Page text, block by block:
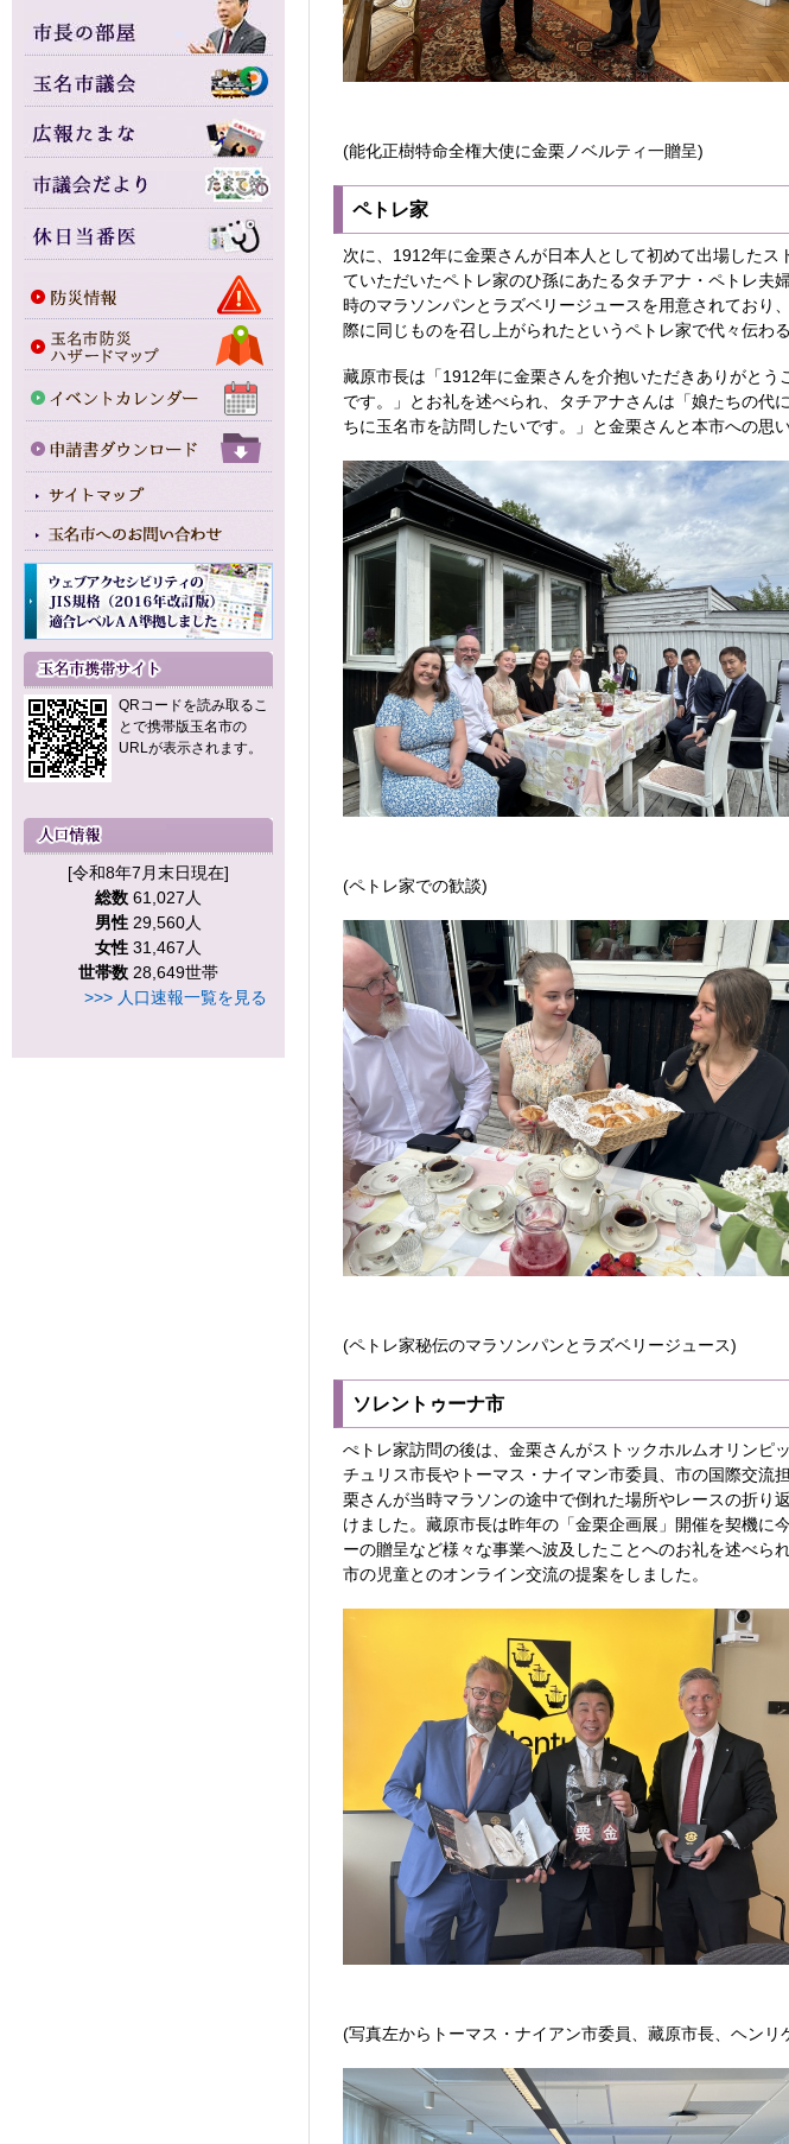
QRコードを読み取るこ
とで携帯版玉名市の
URLが表示されます。
[令和8年7月末日現在]
総数 61,027人
男性 29,560人
女性 31,467人
世帯数 28,649世帯
>>> 人口速報一覧を見る
(能化正樹特命全権大使に金栗ノベルティ一贈呈)
ペトレ家
次に、1912年に金栗さんが日本人として初めて出場した
ていただいたペトレ家のひ孫にあたるタチアナ・ペトレ夫
時のマラソンパンとラズベリージュースを用意されており
際に同じものを召し上がられたというペトレ家で代々伝わ
藏原市長は「1912年に金栗さんを介抱いただきありがと
です。」とお礼を述べられ、タチアナさんは「娘たちの代
ちに玉名市を訪問したいです。」と金栗さんと本市への思
(ペトレ家での歓談)
(ペトレ家秘伝のマラソンパンとラズベリージュース)
ソレントゥーナ市
ぺトレ家訪問の後は、金栗さんがストックホルムオリンピ
チュリス市長やトーマス・ナイマン市委員、市の国際交流
栗さんが当時マラソンの途中で倒れた場所やレースの折り
けました。藏原市長は昨年の「金栗企画展」開催を契機に
ーの贈呈など様々な事業へ波及したことへのお礼を述べら
市の児童とのオンライン交流の提案をしました。
(写真左からトーマス・ナイアン市委員、藏原市長、ヘンリ